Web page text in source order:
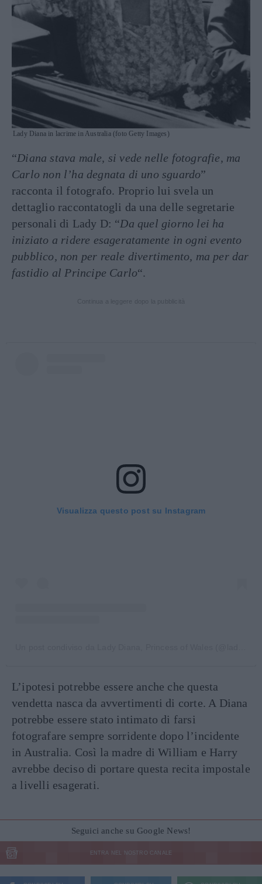
Lady Diana in lacrime in Australia (foto Getty Images)
“Diana stava male, si vede nelle fotografie, ma
Carlo non l’ha degnata di uno sguardo”
racconta il fotografo. Proprio lui svela un
dettaglio raccontatogli da una delle segretarie
personali di Lady D: “Da quel giorno lei ha
iniziato a ridere esageratamente in ogni evento
pubblico, non per reale divertimento, ma per dar
fastidio al Principe Carlo“.
Visualizza questo post su Instagram
L’ipotesi potrebbe essere anche che questa
vendetta nasca da avvertimenti di corte. A Diana
potrebbe essere stato intimato di farsi
fotografare sempre sorridente dopo l’incidente
in Australia. Così la madre di William e Harry
avrebbe deciso di portare questa recita impostale
a livelli esagerati.
Seguici anche su Google News!
ENTRA NEL NOSTRO CANALE